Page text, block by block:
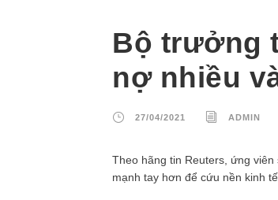
Bộ trưởng
nợ nhiều
27/04/2021 ADMIN
Theo hãng tin Reuters, ứng
mạnh tay hơn để cứu nền kinh